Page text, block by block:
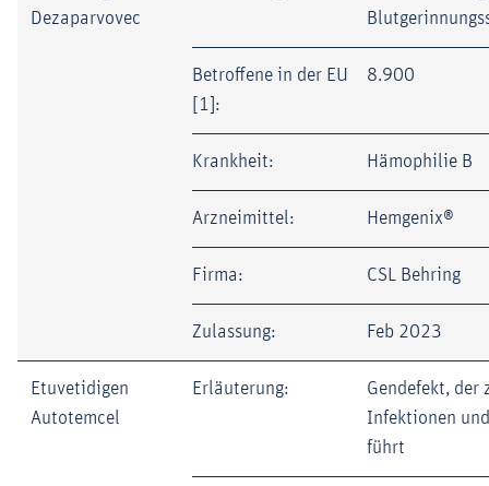
Dezaparvovec
Betroffene in der EU
[1]:
8.900
Krankheit: Hämophilie B
Arzneimittel: Hemgenix®
Firma: CSL Behring
Zulassung: Feb 2023
Etuvetidigen
Autotemcel
Erläuterung:
Gendefekt, der
Infektionen
führt